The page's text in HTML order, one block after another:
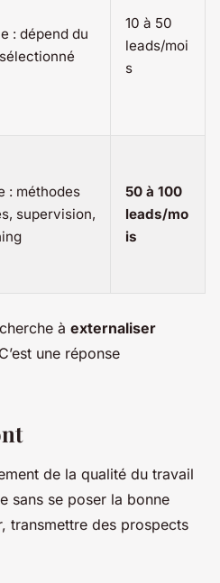
: dépend du
10 à 50
leads/moi
s
: méthodes
supervision,
50 à 100
leads/mo
is
à externaliser
une réponse
de la qualité du travail
sans se poser la bonne
transmettre des prospects